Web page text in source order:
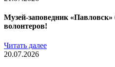
Музей-заповедник
волонтеров!
Читать далее
20.07.2026